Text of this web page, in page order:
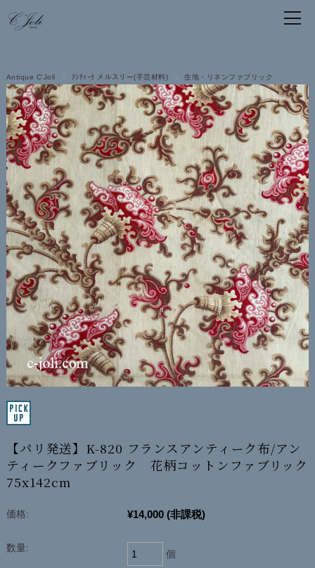
Antique C'Joli ｱﾝﾃｨｰｸ メルスリー(手芸材料) 生地・リネンファブリック
【パリ発送】K-820 フランスアンティーク布/アン
ティークファブリック 花柄コットンファブリック
75x142cm
価格: ¥14,000 (非課税)
数量:
個